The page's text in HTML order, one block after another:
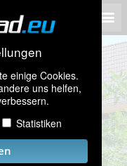
einige Cookies.
uns helfen,
Statistiken